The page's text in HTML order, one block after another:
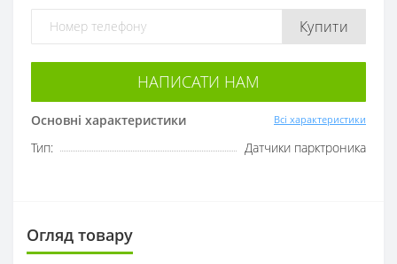
Купити
НАПИСАТИ НАМ
Основні характеристики Всі характеристики
Тип: Датчики парктроника
Огляд товару